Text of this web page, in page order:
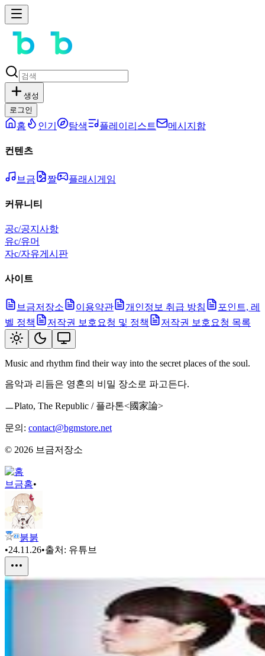
생성
로그인
홈 인기 탐색 플레이리스트 메시지함
컨텐츠
브금 짤 플래시게임
커뮤니티
공c/공지사항
유c/유머
자c/자유게시판
사이트
브금저장소 이용약관 개인정보 취급 방침
포인트, 레
벨 정책
저작권 보호요청 및 정책 저작권 보호요청 목록
Music and rhythm find their way into the secret places of the soul.
음악과 리듬은 영혼의 비밀 장소로 파고든다.
ㅡPlato, The Republic / 플라톤<國家論>
문의: contact@bgmstore.net
© 2026 브금저장소
브금홈•
붉붉
•24.11.26•출처: 유튜브